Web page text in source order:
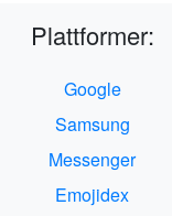
Plattformer:
Google
Samsung
Messenger
Emojidex